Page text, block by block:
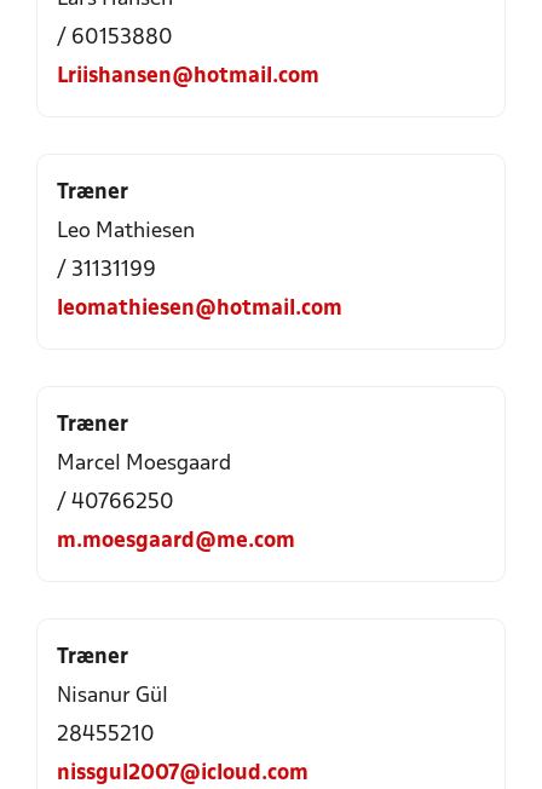
/ 60153880
Lriishansen@hotmail.com
Træner
Leo Mathiesen
/ 31131199
leomathiesen@hotmail.com
Træner
Marcel Moesgaard
/ 40766250
m.moesgaard@me.com
Træner
Nisanur Gül
28455210
nissgul2007@icloud.com